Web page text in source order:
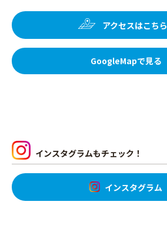
アクセスはこちら
GoogleMapで見る
インスタグラムもチェック！
インスタグラム